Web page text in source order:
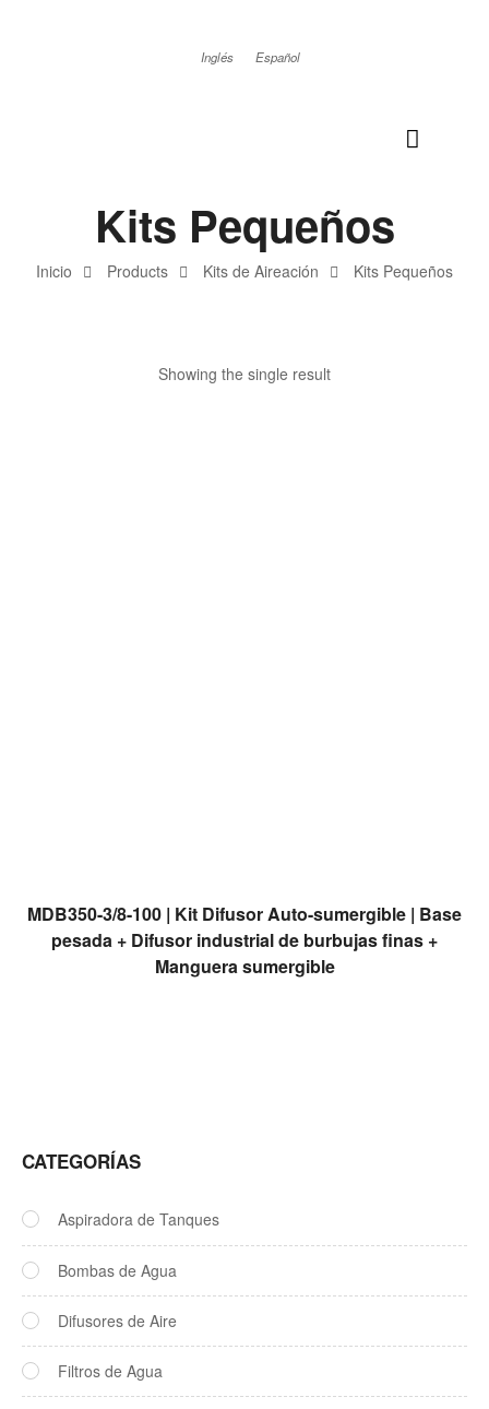
Inglés Español
Inicio Products Kits de Aireación Kits Pequeños
Kits Pequeños
Showing the single result
READ MORE
MDB350-3/8-100 | Kit Difusor Auto-sumergible | Base
pesada + Difusor industrial de burbujas finas +
Manguera sumergible
CATEGORÍAS
Aspiradora de Tanques
Bombas de Agua
Difusores de Aire
Filtros de Agua